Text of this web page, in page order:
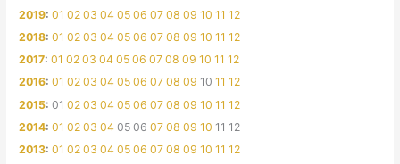
2019:01 02 03 04 05 06 07 08 09 10 11 12
2018:01 02 03 04 05 06 07 08 09 10 11 12
2017:01 02 03 04 05 06 07 08 09 10 11 12
2016:01 02 03 04 05 06 07 08 09 10 11 12
2015:01 02 03 04 05 06 07 08 09 10 11 12
2014:01 02 03 04 05 06 07 08 09 10 11 12
2013:01 02 03 04 05 06 07 08 09 10 11 12